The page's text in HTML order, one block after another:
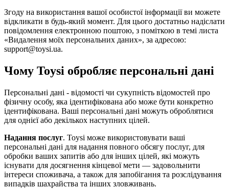
Згоду на використання вашої особистої інформації ви можете
відкликати в будь-який момент. Для цього достатньо надіслати
повідомлення електронною поштою, з поміткою в темі листа
«Видалення моїх персональних даних», за адресою:
support@toysi.ua.
Чому Toysi обробляє персональні дані
Персональні дані - відомості чи сукупність відомостей про
фізичну особу, яка ідентифікована або може бути конкретно
ідентифікована. Ваші персональні дані можуть оброблятися
для однієї або декількох наступних цілей.
Надання послуг. Toysi може використовувати ваші
персональні дані для надання повного обсягу послуг, для
обробки ваших запитів або для інших цілей, які можуть
існувати для досягнення кінцевої мети — задовольнити
інтереси споживача, а також для запобігання та розслідування
випадків шахрайства та інших зловживань.